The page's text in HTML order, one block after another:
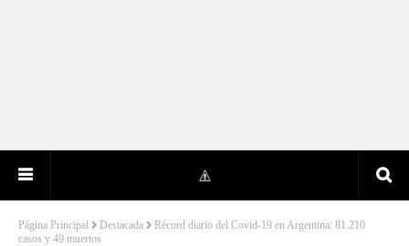
Página Principal Destacada
Récord diario del Covid-19 en Argentina: 81.210
casos y 49 muertos